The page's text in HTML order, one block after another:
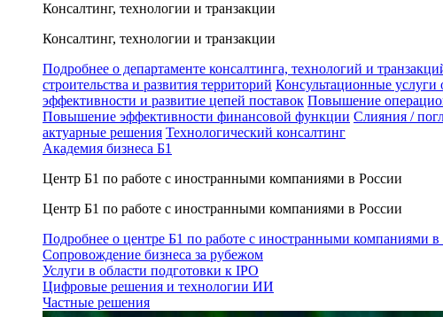
Консалтинг, технологии и транзакции
Консалтинг, технологии и транзакции
Подробнее о департаменте консалтинга, технологий и
строительства и развития территорий Консультационные услуги
эффективности и развитие цепей поставок Повышение
Повышение эффективности финансовой функции Слияния /
актуарные решения Технологический консалтинг
Академия бизнеса Б1
Центр Б1 по работе с иностранными компаниями в России
Центр Б1 по работе с иностранными компаниями в России
Подробнее о центре Б1 по работе с иностранными компаниями в
Сопровождение бизнеса за рубежом
Услуги в области подготовки к IPO
Цифровые решения и технологии ИИ
Частные решения